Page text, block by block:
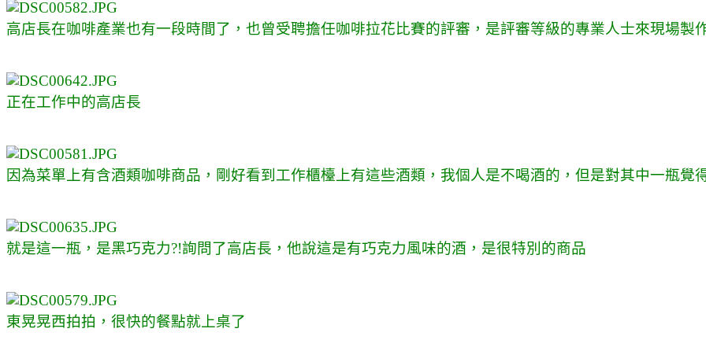
高店長在咖啡產業也有一段時間了，也曾受聘擔任咖啡拉花比賽的評審，是評審等級的專業人士來現場製
正在工作中的高店長
因為菜單上有含酒類咖啡商品，剛好看到工作櫃檯上有這些酒類，我個人是不喝酒的，但是對其中一瓶覺
就是這一瓶，是黑巧克力?!詢問了高店長，他說這是有巧克力風味的酒，是很特別的商品
東晃晃西拍拍，很快的餐點就上桌了